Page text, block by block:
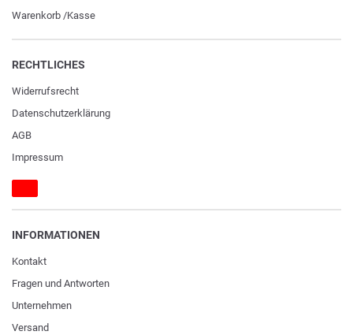
Warenkorb /Kasse
RECHTLICHES
Widerrufs­recht
Daten­schutz­erklärung
AGB
Impressum
INFORMATIONEN
Kontakt
Fragen und Antworten
Unternehmen
Versand